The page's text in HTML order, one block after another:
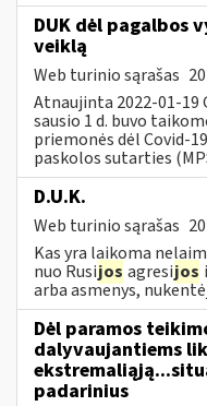
DUK dėl pagalbos
veiklą
Web turinio sąrašas
Atnaujinta 2022-01-19
sausio 1 d. buvo
priemonės dėl Covid-
paskolos sutarties
D.U.K.
Web turinio sąrašas
Kas yra laikoma
nuo Rusijos agresijos
arba asmenys,
Dėl paramos
dalyvaujantiems
padarinius